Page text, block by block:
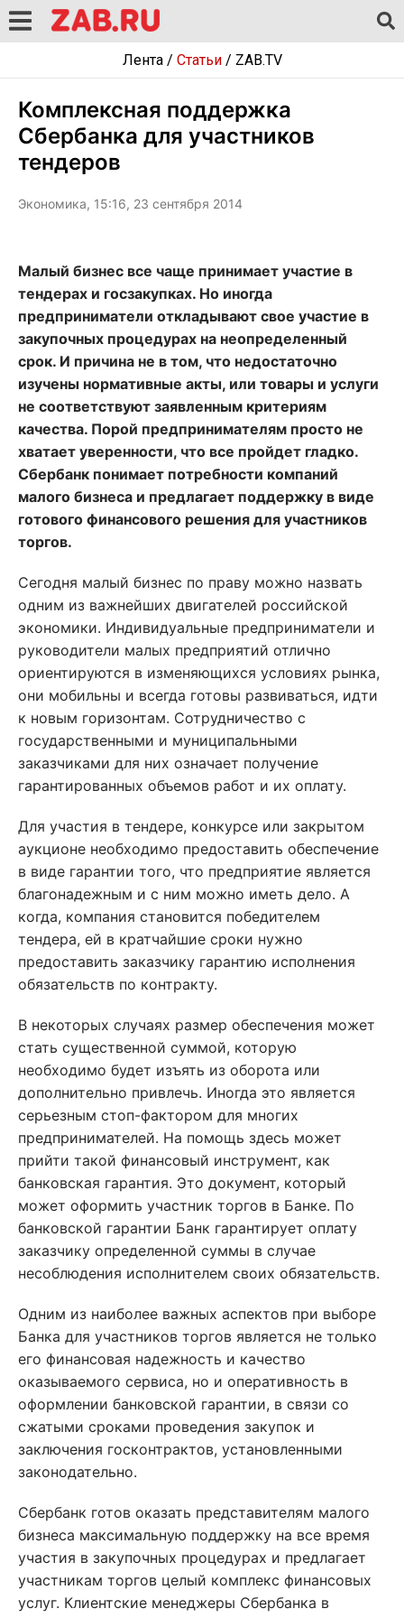
Лента/ Статьи/ ZAB.TV
Комплексная поддержка
Сбербанка для участников
тендеров
Экономика, 15:16, 23 сентября 2014
Малый бизнес все чаще принимает участие в
тендерах и госзакупках. Но иногда
предприниматели откладывают свое участие в
закупочных процедурах на неопределенный
срок. И причина не в том, что недостаточно
изучены нормативные акты, или товары и услуги
не соответствуют заявленным критериям
качества. Порой предпринимателям просто не
хватает уверенности, что все пройдет гладко.
Сбербанк понимает потребности компаний
малого бизнеса и предлагает поддержку в виде
готового финансового решения для участников
торгов.
Сегодня малый бизнес по праву можно назвать
одним из важнейших двигателей российской
экономики. Индивидуальные предприниматели и
руководители малых предприятий отлично
ориентируются в изменяющихся условиях рынка,
они мобильны и всегда готовы развиваться, идти
к новым горизонтам. Сотрудничество с
государственными и муниципальными
заказчиками для них означает получение
гарантированных объемов работ и их оплату.
Для участия в тендере, конкурсе или закрытом
аукционе необходимо предоставить обеспечение
в виде гарантии того, что предприятие является
благонадежным и с ним можно иметь дело. А
когда, компания становится победителем
тендера, ей в кратчайшие сроки нужно
предоставить заказчику гарантию исполнения
обязательств по контракту.
В некоторых случаях размер обеспечения может
стать существенной суммой, которую
необходимо будет изъять из оборота или
дополнительно привлечь. Иногда это является
серьезным стоп-фактором для многих
предпринимателей. На помощь здесь может
прийти такой финансовый инструмент, как
банковская гарантия. Это документ, который
может оформить участник торгов в Банке. По
банковской гарантии Банк гарантирует оплату
заказчику определенной суммы в случае
несоблюдения исполнителем своих обязательств.
Одним из наиболее важных аспектов при выборе
Банка для участников торгов является не только
его финансовая надежность и качество
оказываемого сервиса, но и оперативность в
оформлении банковской гарантии, в связи со
сжатыми сроками проведения закупок и
заключения госконтрактов, установленными
законодательно.
Сбербанк готов оказать представителям малого
бизнеса максимальную поддержку на все время
участия в закупочных процедурах и предлагает
участникам торгов целый комплекс финансовых
услуг. Клиентские менеджеры Сбербанка в